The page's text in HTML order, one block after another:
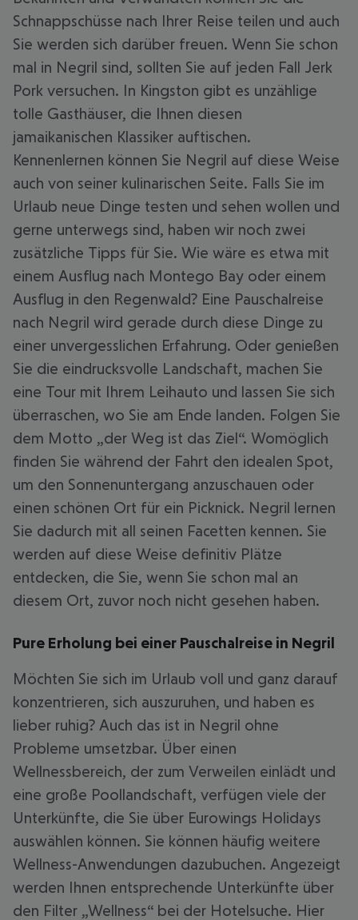
Schnappschüsse nach Ihrer Reise teilen und auch
Sie werden sich darüber freuen. Wenn Sie schon
mal in Negril sind, sollten Sie auf jeden Fall Jerk
Pork versuchen. In Kingston gibt es unzählige
tolle Gasthäuser, die Ihnen diesen
jamaikanischen Klassiker auftischen.
Kennenlernen können Sie Negril auf diese Weise
auch von seiner kulinarischen Seite. Falls Sie im
Urlaub neue Dinge testen und sehen wollen und
gerne unterwegs sind, haben wir noch zwei
zusätzliche Tipps für Sie. Wie wäre es etwa mit
einem Ausflug nach Montego Bay oder einem
Ausflug in den Regenwald? Eine Pauschalreise
nach Negril wird gerade durch diese Dinge zu
einer unvergesslichen Erfahrung. Oder genießen
Sie die eindrucksvolle Landschaft, machen Sie
eine Tour mit Ihrem Leihauto und lassen Sie sich
überraschen, wo Sie am Ende landen. Folgen Sie
dem Motto „der Weg ist das Ziel“. Womöglich
finden Sie während der Fahrt den idealen Spot,
um den Sonnenuntergang anzuschauen oder
einen schönen Ort für ein Picknick. Negril lernen
Sie dadurch mit all seinen Facetten kennen. Sie
werden auf diese Weise definitiv Plätze
entdecken, die Sie, wenn Sie schon mal an
diesem Ort, zuvor noch nicht gesehen haben.
Pure Erholung bei einer Pauschalreise in Negril
Möchten Sie sich im Urlaub voll und ganz darauf
konzentrieren, sich auszuruhen, und haben es
lieber ruhig? Auch das ist in Negril ohne
Probleme umsetzbar. Über einen
Wellnessbereich, der zum Verweilen einlädt und
eine große Poollandschaft, verfügen viele der
Unterkünfte, die Sie über Eurowings Holidays
auswählen können. Sie können häufig weitere
Wellness-Anwendungen dazubuchen. Angezeigt
werden Ihnen entsprechende Unterkünfte über
den Filter „Wellness“ bei der Hotelsuche. Hier